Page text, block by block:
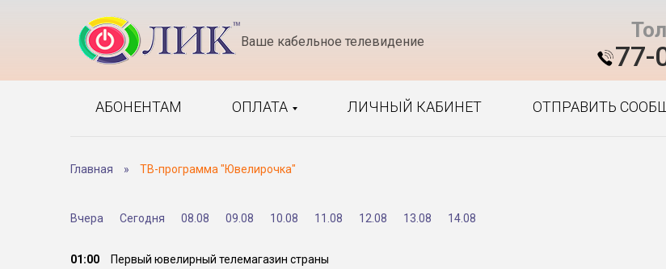
Ваше кабельное телевидение 77-
АБОНЕНТАМ ОПЛАТА ЛИЧНЫЙ КАБИНЕТ ОТПРАВИТЬ
Главная » ТВ-программа "Ювелирочка"
Вчера Сегодня 08.08 09.08 10.08 11.08 12.08 13.08 14.08
01:00
Первый ювелирный телемагазин страны